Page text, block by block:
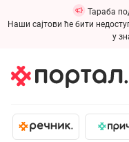
Тараба
Наши сајтови ће бити
у